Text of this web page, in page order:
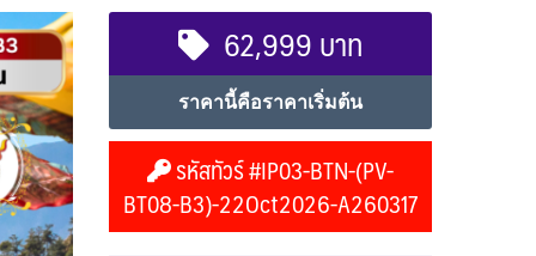
62,999 บาท
ราคานี้คือราคาเริ่มต้น
รหัสทัวร์ #IP03-BTN-(PV-
BT08-B3)-22Oct2026-A260317